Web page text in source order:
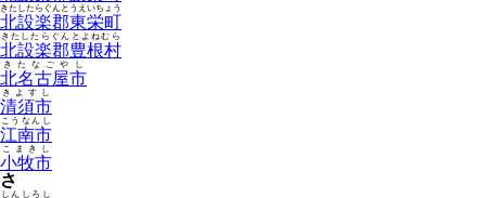
北設楽郡東栄町
きたしたらぐんとうえいちょう
北設楽郡豊根村
きたしたらぐんとよねむら
北名古屋市
きたなごやし
清須市
きよすし
江南市
こうなんし
小牧市
こまきし
さ
しんしろし